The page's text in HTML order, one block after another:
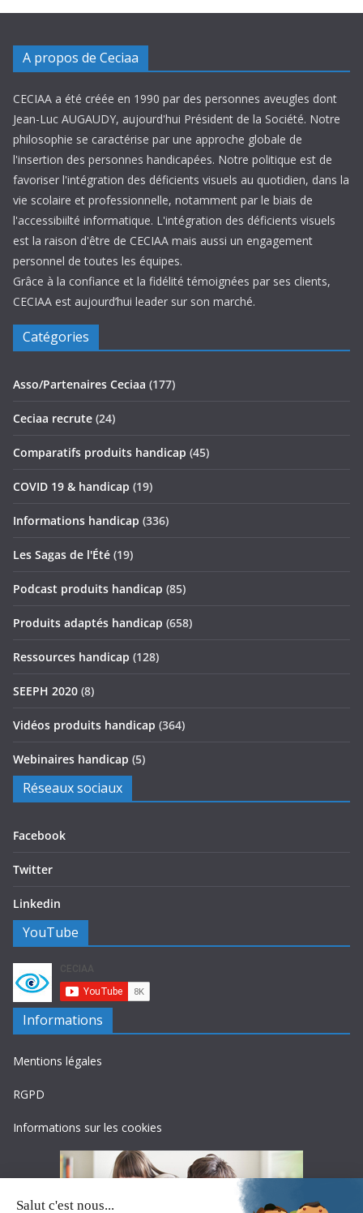
A propos de Ceciaa
CECIAA a été créée en 1990 par des personnes aveugles dont
Jean-Luc AUGAUDY, aujourd'hui Président de la Société. Notre
philosophie se caractérise par une approche globale de
l'insertion des personnes handicapées. Notre politique est de
favoriser l'intégration des déficients visuels au quotidien, dans la
vie scolaire et professionnelle, notamment par le biais de
l'accessibiilté informatique. L'intégration des déficients visuels
est la raison d'être de CECIAA mais aussi un engagement
personnel de toutes les équipes.
Grâce à la confiance et la fidélité témoignées par ses clients,
CECIAA est aujourd’hui leader sur son marché.
Catégories
Asso/Partenaires Ceciaa (177)
Ceciaa recrute (24)
Comparatifs produits handicap (45)
COVID 19 & handicap (19)
Informations handicap (336)
Les Sagas de l'Été (19)
Podcast produits handicap (85)
Produits adaptés handicap (658)
Ressources handicap (128)
SEEPH 2020 (8)
Vidéos produits handicap (364)
Webinaires handicap (5)
Réseaux sociaux
Facebook
Twitter
Linkedin
YouTube
Informations
Mentions légales
RGPD
Informations sur les cookies